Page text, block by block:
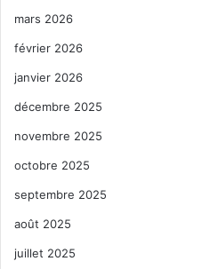
mars 2026
février 2026
janvier 2026
décembre 2025
novembre 2025
octobre 2025
septembre 2025
août 2025
juillet 2025